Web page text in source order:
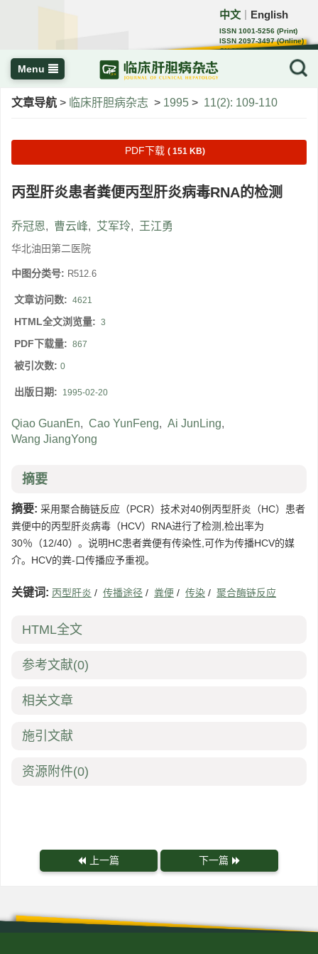
中文 English
ISSN 1001-5256 (Print)
ISSN 2097-3497 (Online)
CN 22-1108/R
Menu
文章导航 > 临床肝胆病杂志 > 1995 > 11(2): 109-110
PDF下载 ( 151 KB)
丙型肝炎患者粪便丙型肝炎病毒RNA的检测
乔冠恩, 曹云峰, 艾军玲, 王江勇
华北油田第二医院
中图分类号: R512.6
文章访问数: 4621
HTML全文浏览量: 3
PDF下载量: 867
被引次数: 0
出版日期: 1995-02-20
Qiao GuanEn, Cao YunFeng, Ai JunLing,
Wang JiangYong
摘要
摘要: 采用聚合酶链反应（PCR）技术对40例丙型肝炎（HC）患者
粪便中的丙型肝炎病毒（HCV）RNA进行了检测,检出率为
30％（12/40）。说明HC患者粪便有传染性,可作为传播HCV的媒
介。HCV的粪-口传播应予重视。
关键词: 丙型肝炎 / 传播途径 / 粪便 / 传染 / 聚合酶链反应
HTML全文
参考文献(0)
相关文章
施引文献
资源附件(0)
上一篇 下一篇